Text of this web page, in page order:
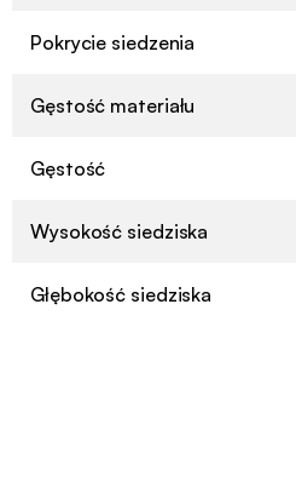
Pokrycie siedzenia
Gęstość materiału
Gęstość
Wysokość siedziska
Głębokość siedziska